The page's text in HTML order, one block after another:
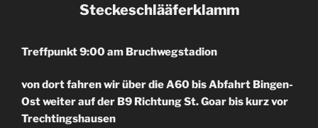
Steckeschlääferklamm
Treffpunkt 9:00 am Bruchwegstadion
von dort fahren wir über die A60 bis Abfahrt Bingen-
Ost weiter auf der B9 Richtung St. Goar bis kurz vor
Trechtingshausen